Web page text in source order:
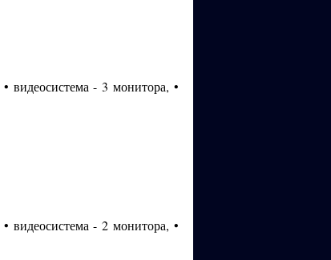
видеосистема - 3 монитора, •
видеосистема - 2 монитора, •